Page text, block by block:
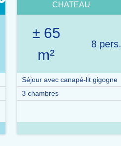
CHATEAU
± 65
m²
8 pers.
Séjour avec canapé-lit gigogne
3 chambres